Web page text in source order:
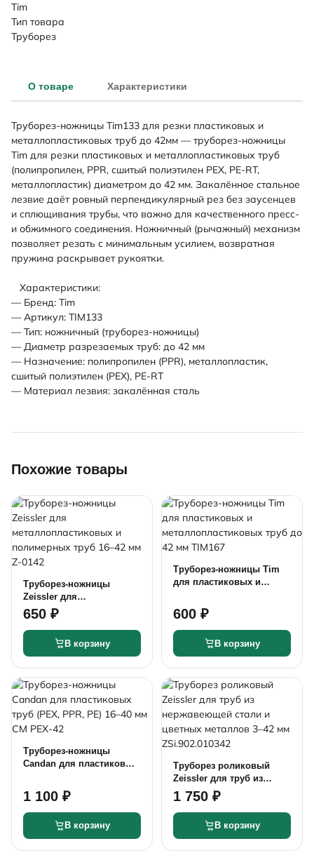
Tim
Тип товара
Труборез
О товаре Характеристики
Труборез-ножницы Tim133 для резки пластиковых и
металлопластиковых труб до 42мм — труборез-ножницы
Tim для резки пластиковых и металлопластиковых труб
(полипропилен, PPR, сшитый полиэтилен PEX, PE-RT,
металлопластик) диаметром до 42 мм. Закалённое стальное
лезвие даёт ровный перпендикулярный рез без заусенцев
и сплющивания трубы, что важно для качественного пресс-
и обжимного соединения. Ножничный (рычажный) механизм
позволяет резать с минимальным усилием, возвратная
пружина раскрывает рукоятки.
Характеристики:
— Бренд: Tim
— Артикул: TIM133
— Тип: ножничный (труборез-ножницы)
— Диаметр разрезаемых труб: до 42 мм
— Назначение: полипропилен (PPR), металлопластик,
сшитый полиэтилен (PEX), PE-RT
— Материал лезвия: закалённая сталь
Похожие товары
Труборез-ножницы
Zeissler для
металлопластиковых и
полимерных труб 16–42
мм Z-0142
650 ₽
В корзину
Труборез-ножницы Tim
для пластиковых и
труб до 42 мм TIM167
600 ₽
В корзину
Труборез-ножницы
Candan для пластиковых
мм CM PEX-42
1 100 ₽
В корзину
Труборез роликовый
Zeissler для труб из
нержавеющей стали и
цветных металлов 3–42
мм ZSi.902.010342
1 750 ₽
В корзину